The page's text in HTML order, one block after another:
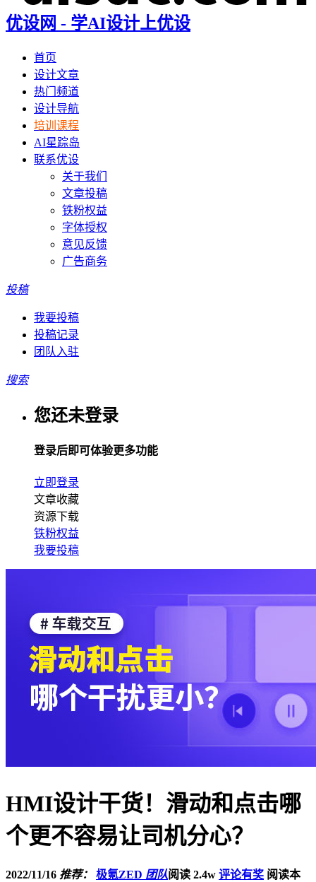
优设网 - 学AI设计上优设
首页
设计文章
热门频道
设计导航
培训课程
AI星踪岛
联系优设
关于我们
文章投稿
铁粉权益
字体授权
意见反馈
广告商务
投稿
我要投稿
投稿记录
团队入驻
搜索
您还未登录
登录后即可体验更多功能
立即登录
文章收藏
资源下载
铁粉权益
我要投稿
HMI设计干货！滑动和点击哪
个更不容易让司机分心？
2022/11/16 推荐： 极氪ZED 团队阅读 2.4w 评论有奖 阅读本